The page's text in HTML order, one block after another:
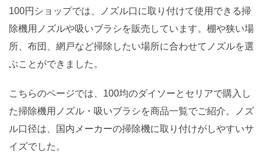
100円ショップでは、ノズル口に取り付けて使用できる掃
除機用ノズルや吸いブラシを販売しています。棚や狭い場
所、布団、網戸など掃除したい場所に合わせてノズルを選
ぶことができました。
こちらのページでは、100均のダイソーとセリアで購入し
た掃除機用ノズル・吸いブラシを商品一覧でご紹介。ノズ
ル口径は、国内メーカーの掃除機に取り付けがしやすいサ
イズでした。